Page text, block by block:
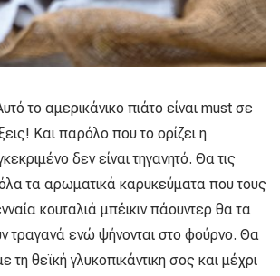
το αμερικάνικο πιάτο είναι must σε
Και παρόλο που το ορίζει η
δεν είναι τηγανητό. Θα τις
τα αρωματικά καρυκεύματα που τους
κουταλιά μπέικιν πάουντερ θα τα
τραγανά ενώ ψήνονται στο φούρνο. Θα
τη θεϊκή γλυκοπικάντικη σος και μέχρι